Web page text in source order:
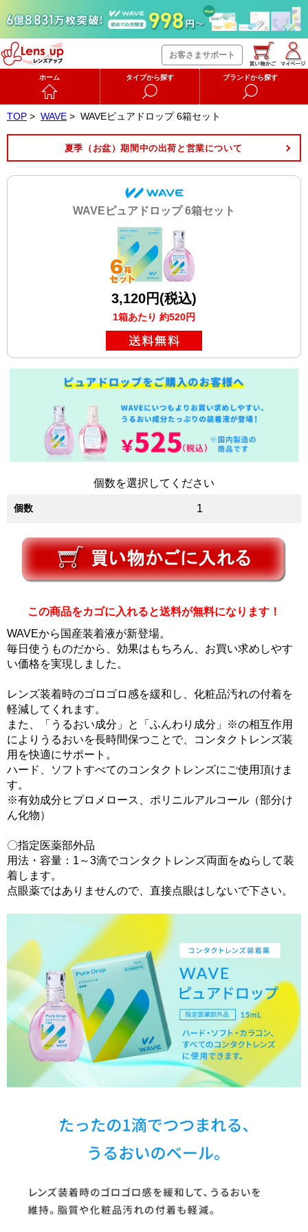
お客さまサポート
ホーム タイプから探す ブランドから探す
TOP > WAVE > WAVEピュアドロップ 6箱セット
夏季（お盆）期間中の出荷と営業について
WAVEピュアドロップ 6箱セット
3,120円(税込)
1箱あたり 約520円
個数を選択してください
個数 1
この商品をカゴに入れると送料が無料になります！
WAVEから国産装着液が新登場。
毎日使うものだから、効果はもちろん、お買い求めしやす
い価格を実現しました。
レンズ装着時のゴロゴロ感を緩和し、化粧品汚れの付着を
軽減してくれます。
また、「うるおい成分」と「ふんわり成分」※の相互作用
によりうるおいを長時間保つことで、コンタクトレンズ装
用を快適にサポート。
ハード、ソフトすべてのコンタクトレンズにご使用頂けま
す。
※有効成分ヒプロメロース、ポリニルアルコール（部分け
ん化物）
〇指定医薬部外品
用法・容量：1～3滴でコンタクトレンズ両面をぬらして装
着します。
点眼薬ではありませんので、直接点眼はしないで下さい。